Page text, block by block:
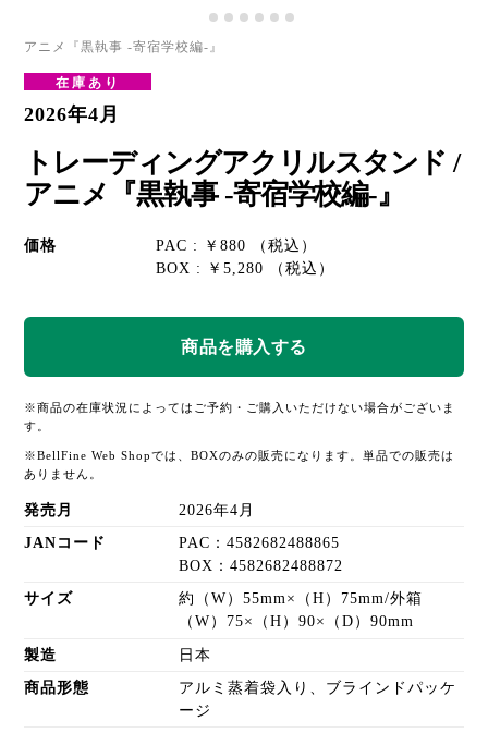
アニメ『黒執事 -寄宿学校編-』
在庫あり
2026年4月
トレーディングアクリルスタンド /
アニメ『黒執事 -寄宿学校編-』
価格
PAC : ￥880 （税込）
BOX : ￥5,280 （税込）
※商品の在庫状況によってはご予約・ご購入いただけない場合がございま
す。
※BellFine Web Shopでは、BOXのみの販売になります。単品での販売は
ありません。
発売月 2026年4月
JANコード
PAC：4582682488865
BOX：4582682488872
サイズ
約（W）55mm×（H）75mm/外箱
（W）75×（H）90×（D）90mm
製造 日本
商品形態
アルミ蒸着袋入り、ブラインドパッケ
ージ